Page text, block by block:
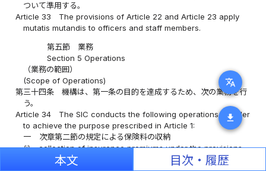
translate
download
ついて準用する。
Article 33
The provisions of Article 22 and Article 23 apply
mutatis mutandis to officers and staff members.
第五節 業務
Section 5 Operations
（業務の範囲）
(Scope of Operations)
第三十四条
機構は、第一条の目的を達成するため、次の業務を行
う。
Article 34
The SIC conducts the following operations in order
to achieve the purpose prescribed in Article 1:
一
次章第二節の規定による保険料の収納
(i)
collection of insurance premiums under the provisions
of Section 2 of the following Chapter;
本文 目次・履歴